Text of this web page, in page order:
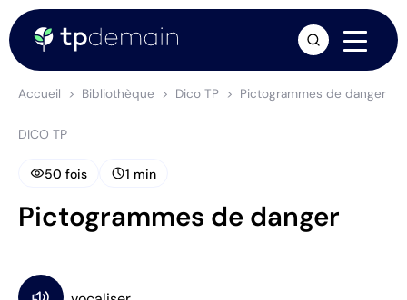
Accueil Bibliothèque Dico TP Pictogrammes de danger
DICO TP
visibility50 fois schedule1 min
Pictogrammes de danger
arrow_forward